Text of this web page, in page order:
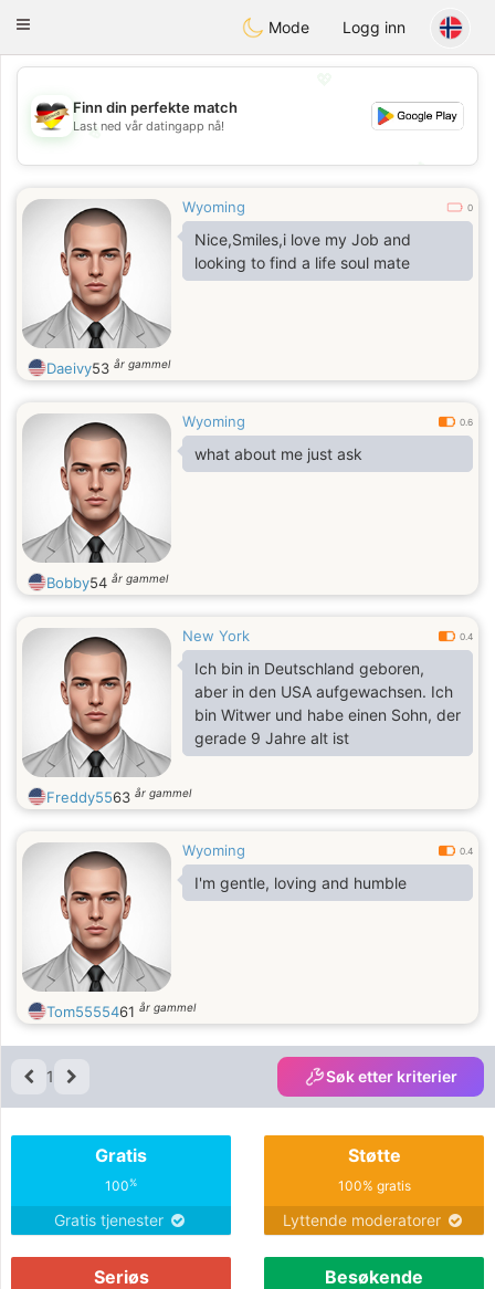
Deutsch Dating
Toggle
Mode Logg inn
💖
💕
Finn din perfekte match
Last ned vår datingapp nå!
Wyoming 0
Nice,Smiles,i love my Job and
looking to find a life soul mate
Daeivy53 år gammel
Wyoming 0.6
what about me just ask
Bobby54 år gammel
New York 0.4
Ich bin in Deutschland geboren,
aber in den USA aufgewachsen. Ich
bin Witwer und habe einen Sohn, der
gerade 9 Jahre alt ist
Freddy5563 år gammel
Wyoming 0.4
I'm gentle, loving and humble
Tom5555461 år gammel
1 Søk etter kriterier
Gratis
100%
Gratis tjenester
Støtte
100% gratis
Lyttende moderatorer
Seriøs Besøkende